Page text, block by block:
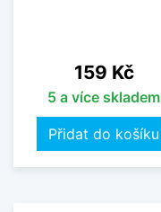
Cena
159 Kč
5 a více skladem
Přidat do košíku